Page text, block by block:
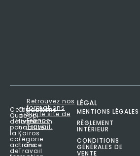
Certification
Qualiopi
délivrée
pour
la
catégorie
actions
de
Organisme
de
formation
habilité
Kairos
/
France
Travail
Retrouvez nos
formations
sur le site de
France
Travail.
LÉGAL
MENTIONS LÉGALES
RÈGLEMENT
INTÉRIEUR
CONDITIONS
GÉNÉRALES DE
VENTE